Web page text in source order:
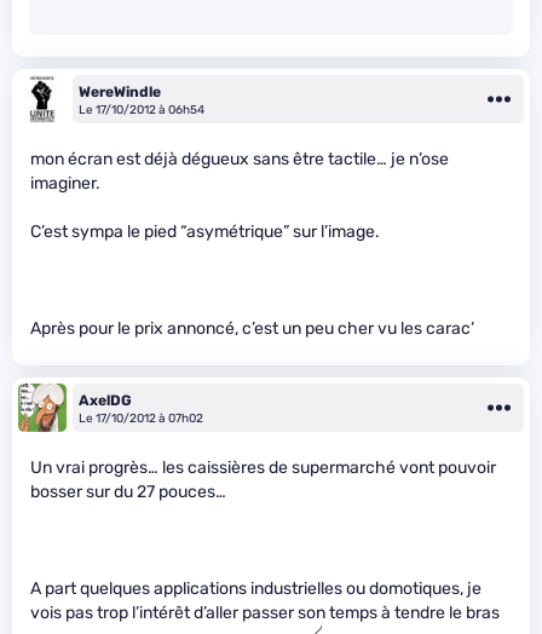
WereWindle
Le 17/10/2012 à 06h54
mon écran est déjà dégueux sans être tactile… je n’ose
imaginer.
C’est sympa le pied “asymétrique” sur l’image.
Après pour le prix annoncé, c’est un peu cher vu les carac’
AxelDG
Le 17/10/2012 à 07h02
Un vrai progrès… les caissières de supermarché vont pouvoir
bosser sur du 27 pouces…
A part quelques applications industrielles ou domotiques, je
vois pas trop l’intérêt d’aller passer son temps à tendre le bras